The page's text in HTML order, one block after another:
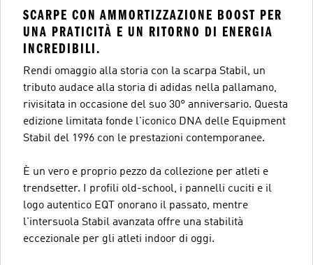
SCARPE CON AMMORTIZZAZIONE BOOST PER
UNA PRATICITÀ E UN RITORNO DI ENERGIA
INCREDIBILI.
Rendi omaggio alla storia con la scarpa Stabil, un
tributo audace alla storia di adidas nella pallamano,
rivisitata in occasione del suo 30° anniversario. Questa
edizione limitata fonde l'iconico DNA delle Equipment
Stabil del 1996 con le prestazioni contemporanee.
È un vero e proprio pezzo da collezione per atleti e
trendsetter. I profili old-school, i pannelli cuciti e il
logo autentico EQT onorano il passato, mentre
l'intersuola Stabil avanzata offre una stabilità
eccezionale per gli atleti indoor di oggi.